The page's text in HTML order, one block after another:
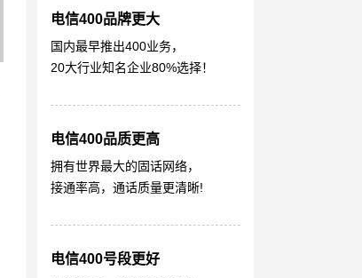
电信400品牌更大
国内最早推出400业务，
20大行业知名企业80%选择！
电信400品质更高
拥有世界最大的固话网络，
接通率高，通话质量更清晰!
电信400号段更好